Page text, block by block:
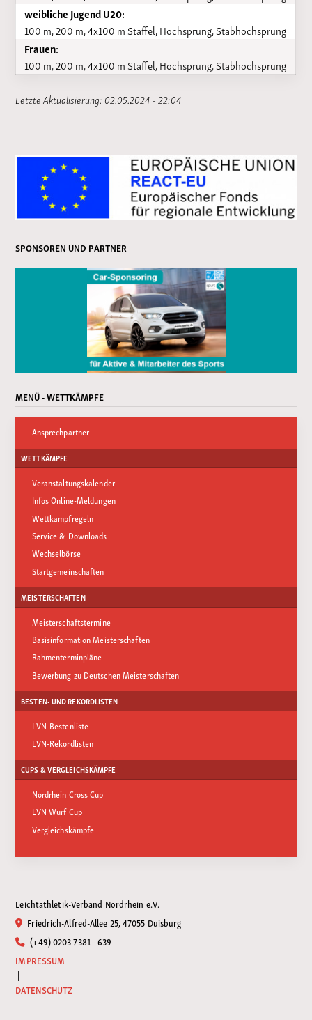
weibliche Jugend U20:
100 m, 200 m, 4x100 m Staffel, Hochsprung, Stabhochsprung
Frauen:
100 m, 200 m, 4x100 m Staffel, Hochsprung, Stabhochsprung
Letzte Aktualisierung: 02.05.2024 - 22:04
SPONSOREN UND PARTNER
MENÜ - WETTKÄMPFE
Ansprechpartner
WETTKÄMPFE
Veranstaltungskalender
Infos Online-Meldungen
Wettkampfregeln
Service & Downloads
Wechselbörse
Startgemeinschaften
MEISTERSCHAFTEN
Meisterschaftstermine
Basisinformation Meisterschaften
Rahmenterminpläne
Bewerbung zu Deutschen Meisterschaften
BESTEN- UND REKORDLISTEN
LVN-Bestenliste
LVN-Rekordlisten
CUPS & VERGLEICHSKÄMPFE
Nordrhein Cross Cup
LVN Wurf Cup
Vergleichskämpfe
Leichtathletik-Verband Nordrhein e.V.
Friedrich-Alfred-Allee 25, 47055 Duisburg
(+49) 0203 7381 - 639
IMPRESSUM
|
DATENSCHUTZ